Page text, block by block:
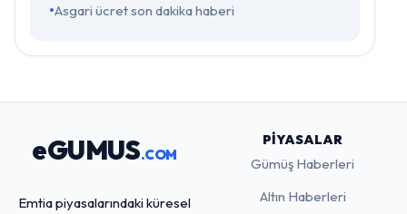
Asgari ücret son dakika haberi
eGUMUS.COM
Emtia piyasalarındaki küresel
PIYASALAR
Gümüş Haberleri
Altın Haberleri